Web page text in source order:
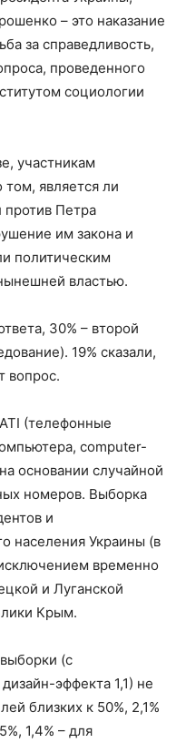
– это наказание
за справедливость,
проведенного
социологии
участникам
том, является ли
против Петра
им закона и
политическим
властью.
30% – второй
19% сказали,
вопрос.
(телефонные
computer-
основании случайной
номеров. Выборка
и
населения Украины (в
временно
и Луганской
Крым.
(с
эффекта 1,1) не
близких к 50%, 2,1%
1,4% – для